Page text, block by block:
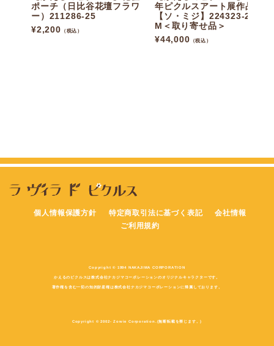
ポーチ（日比谷花壇フラワ
ー）211286-25
¥2,200 （税込）
年ピクルスアート展作品
【ソ・ミジ】224323-25-E
M＜取り寄せ品＞
¥44,000 （税込）
個人情報保護方針 特定商取引法に基づく表記
会社情報
ご利用規約
Copyright © 1994 NAKAJIMA CORPORATION
かえるのピクルスは株式会社ナカジマコーポレーションのオリジナルキャラクターです。
著作権を含む一切の知的財産権は株式会社ナカジマコーポレーションに帰属しております。
Copyright © 2002- Zowie Corporation.(無断転載を禁じます。)